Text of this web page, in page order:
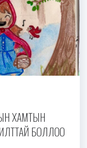
ХАМТЫН
БОЛЛОО